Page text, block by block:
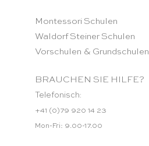
Montessori Schulen
Waldorf Steiner Schulen
Vorschulen & Grundschulen
BRAUCHEN SIE HILFE?
Telefonisch:
+41 (0)79 920 14 23
Mon-Fri: 9.00-17.00